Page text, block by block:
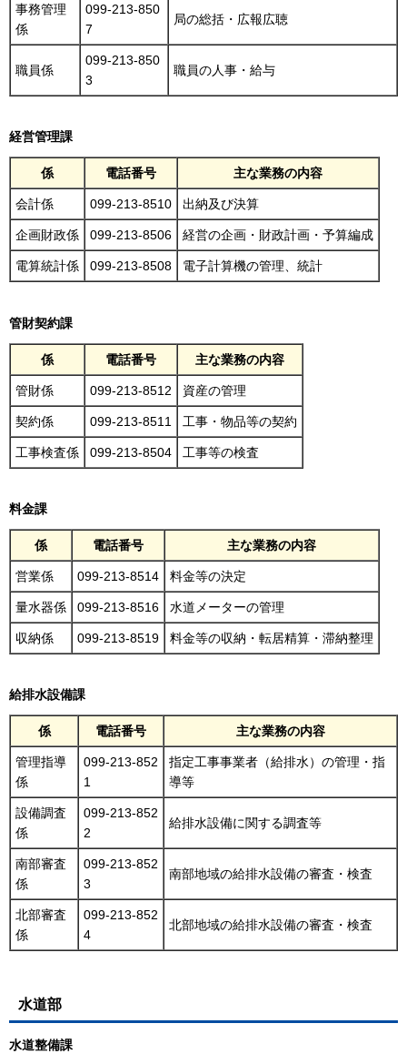
事務管理
係
099-213-850
7
局の総括・広報広聴
職員係
099-213-850
3
職員の人事・給与
経営管理課
係 電話番号 主な業務の内容
会計係 099-213-8510 出納及び決算
企画財政係 099-213-8506 経営の企画・財政計画・予算編成
電算統計係 099-213-8508 電子計算機の管理、統計
管財契約課
係 電話番号 主な業務の内容
管財係 099-213-8512 資産の管理
契約係 099-213-8511 工事・物品等の契約
工事検査係 099-213-8504 工事等の検査
料金課
係 電話番号 主な業務の内容
営業係 099-213-8514 料金等の決定
量水器係 099-213-8516 水道メーターの管理
収納係 099-213-8519 料金等の収納・転居精算・滞納整理
給排水設備課
係 電話番号 主な業務の内容
管理指導
係
099-213-852
1
指定工事事業者（給排水）の管理・指
導等
設備調査
係
099-213-852
2
給排水設備に関する調査等
南部審査
係
099-213-852
3
南部地域の給排水設備の審査・検査
北部審査
係
099-213-852
4
北部地域の給排水設備の審査・検査
水道部
水道整備課